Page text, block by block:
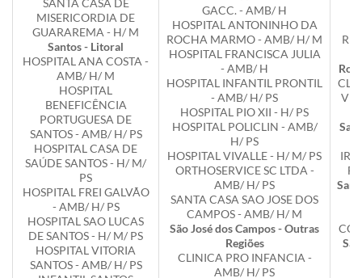
MISERICORDIA DE
GUARAREMA - H/ M
Santos - Litoral
HOSPITAL ANA COSTA -
AMB/ H/ M
HOSPITAL
BENEFICÊNCIA
PORTUGUESA DE
SANTOS - AMB/ H/ PS
HOSPITAL CASA DE
SAÚDE SANTOS - H/ M/
PS
HOSPITAL FREI GALVÃO
- AMB/ H/ PS
HOSPITAL SAO LUCAS
DE SANTOS - H/ M/ PS
HOSPITAL VITORIA
SANTOS - AMB/ H/ PS
GACC. - AMB/ H
HOSPITAL ANTONINHO DA
ROCHA MARMO - AMB/ H/ M
HOSPITAL FRANCISCA JULIA
- AMB/ H
HOSPITAL INFANTIL PRONTIL
- AMB/ H/ PS
HOSPITAL PIO XII - H/ PS
HOSPITAL POLICLIN - AMB/
H/ PS
HOSPITAL VIVALLE - H/ M/ PS
ORTHOSERVICE SC LTDA -
AMB/ H/ PS
SANTA CASA SAO JOSE DOS
CAMPOS - AMB/ H/ M
São José dos Campos - Outras
Regiões
CLINICA PRO INFANCIA -
AMB/ H/ PS